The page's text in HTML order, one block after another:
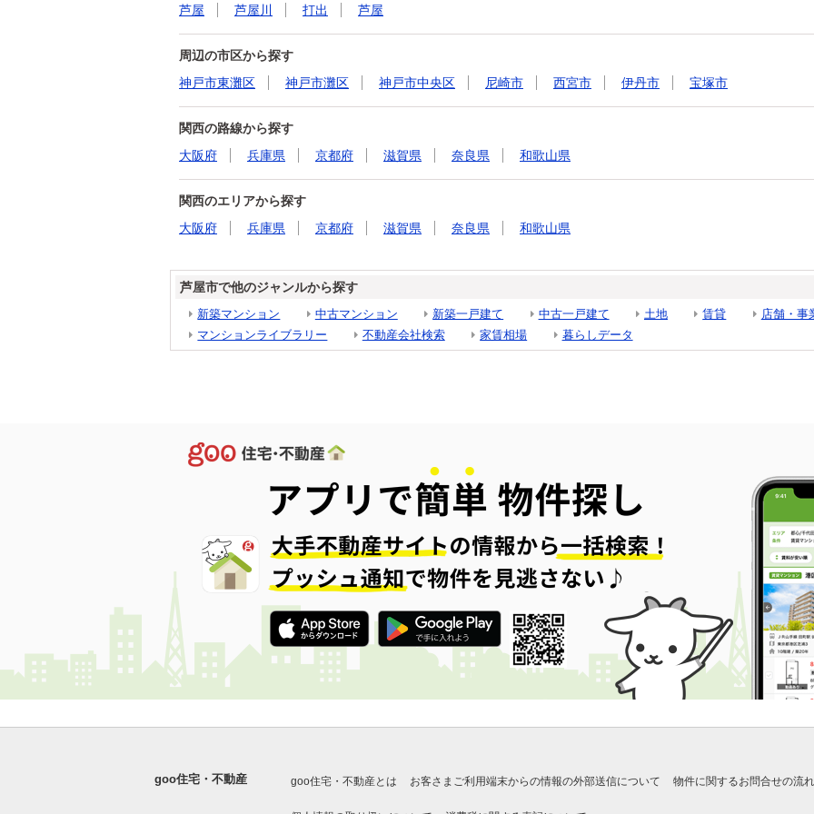
芦屋
芦屋川 打出 芦屋
周辺の市区から探す
神戸市東灘区
神戸市灘区 神戸市中央区 尼崎市 西宮市 伊丹市 宝塚市
関西の路線から探す
大阪府
兵庫県 京都府 滋賀県 奈良県 和歌山県
関西のエリアから探す
大阪府
兵庫県 京都府 滋賀県 奈良県 和歌山県
芦屋市で他のジャンルから探す
新築マンション 中古マンション 新築一戸建て 中古一戸建て 土地 賃貸 店舗・事
マンションライブラリー
不動産会社検索 家賃相場 暮らしデータ
goo住宅・不動産 goo住宅・不動産とは お客さまご利用端末からの情報の外部送信について 物件に関するお問合せの流れ